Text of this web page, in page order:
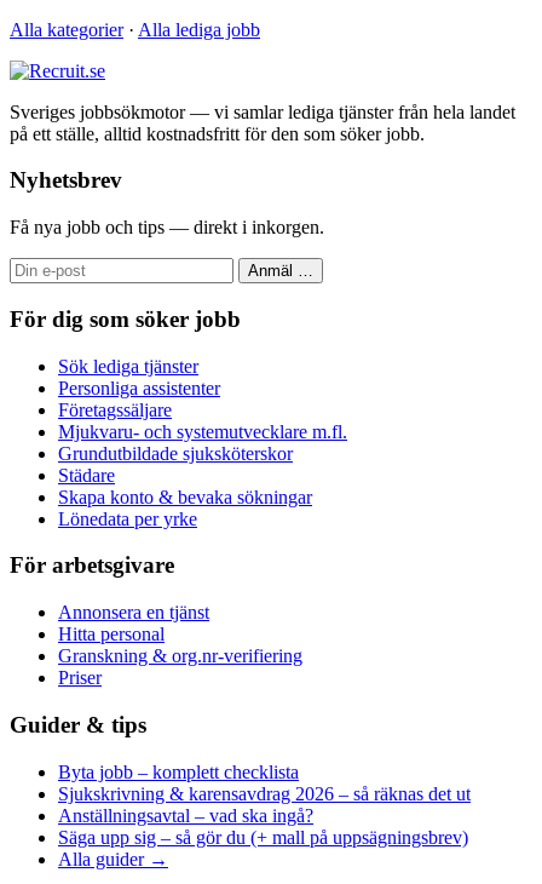
Alla kategorier· Alla lediga jobb
Sveriges jobbsökmotor — vi samlar lediga tjänster från hela landet
på ett ställe, alltid kostnadsfritt för den som söker jobb.
Nyhetsbrev
Få nya jobb och tips — direkt i inkorgen.
Anmäl …
För dig som söker jobb
Sök lediga tjänster
Personliga assistenter
Företagssäljare
Mjukvaru- och systemutvecklare m.fl.
Grundutbildade sjuksköterskor
Städare
Skapa konto & bevaka sökningar
Lönedata per yrke
För arbetsgivare
Annonsera en tjänst
Hitta personal
Granskning & org.nr-verifiering
Priser
Guider & tips
Byta jobb – komplett checklista
Sjukskrivning & karensavdrag 2026 – så räknas det ut
Anställningsavtal – vad ska ingå?
Säga upp sig – så gör du (+ mall på uppsägningsbrev)
Alla guider →